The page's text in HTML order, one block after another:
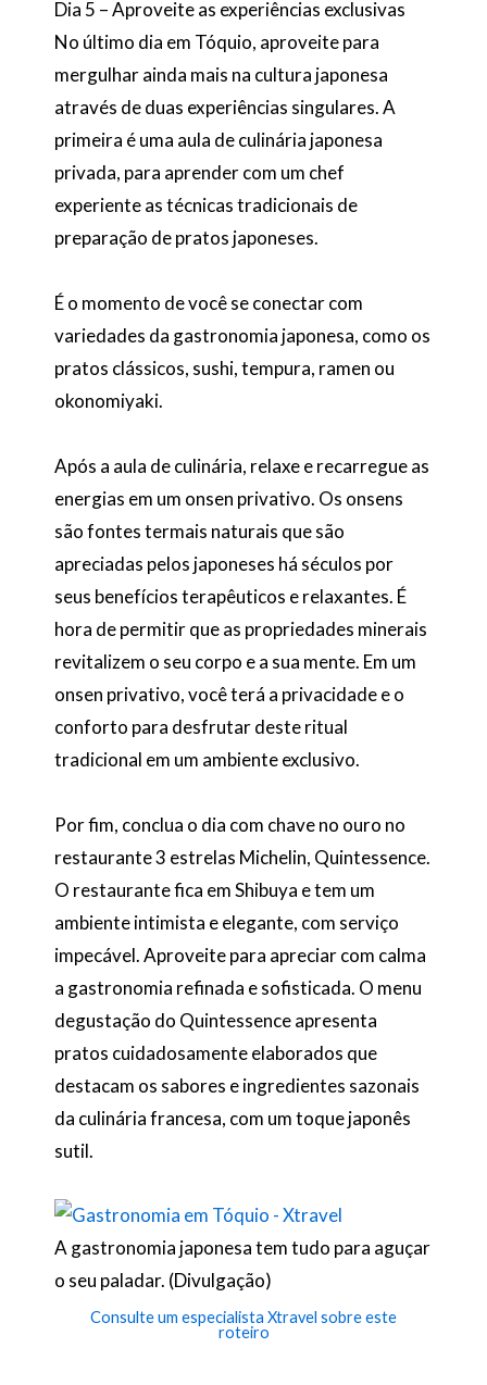
Dia 5 – Aproveite as experiências exclusivas
No último dia em Tóquio, aproveite para
mergulhar ainda mais na cultura japonesa
através de duas experiências singulares. A
primeira é uma aula de culinária japonesa
privada, para aprender com um chef
experiente as técnicas tradicionais de
preparação de pratos japoneses.
É o momento de você se conectar com
variedades da gastronomia japonesa, como os
pratos clássicos, sushi, tempura, ramen ou
okonomiyaki.
Após a aula de culinária, relaxe e recarregue as
energias em um onsen privativo. Os onsens
são fontes termais naturais que são
apreciadas pelos japoneses há séculos por
seus benefícios terapêuticos e relaxantes. É
hora de permitir que as propriedades minerais
revitalizem o seu corpo e a sua mente. Em um
onsen privativo, você terá a privacidade e o
conforto para desfrutar deste ritual
tradicional em um ambiente exclusivo.
Por fim, conclua o dia com chave no ouro no
restaurante 3 estrelas Michelin, Quintessence.
O restaurante fica em Shibuya e tem um
ambiente intimista e elegante, com serviço
impecável. Aproveite para apreciar com calma
a gastronomia refinada e sofisticada. O menu
degustação do Quintessence apresenta
pratos cuidadosamente elaborados que
destacam os sabores e ingredientes sazonais
da culinária francesa, com um toque japonês
sutil.
A gastronomia japonesa tem tudo para aguçar
o seu paladar. (Divulgação)
Consulte um especialista Xtravel sobre este
roteiro